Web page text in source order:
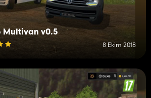
Multivan v0.5
8 Ekim 2018